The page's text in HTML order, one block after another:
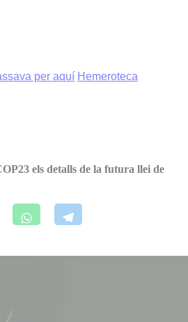
per aquí Hemeroteca
els detalls de la futura llei de